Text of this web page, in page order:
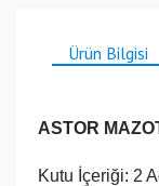
Ürün Bilgisi
ASTOR
Kutu İçeriği: 2